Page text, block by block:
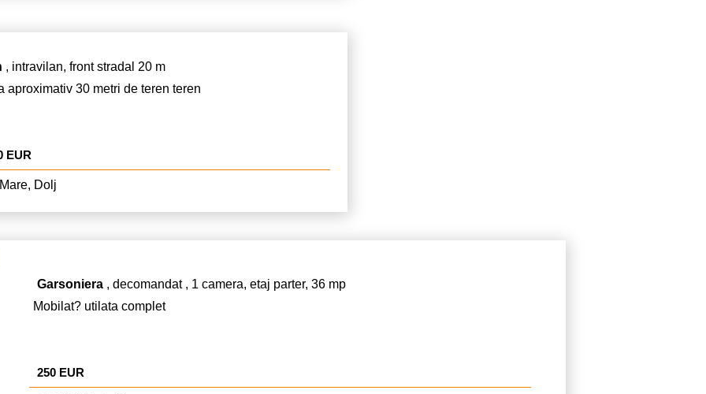
, intravilan, front stradal 20 m
aproximativ 30 metri de teren teren
EUR
Dolj
Garsoniera , decomandat , 1 camera, etaj parter, 36 mp
Mobilat? utilata complet
250 EUR